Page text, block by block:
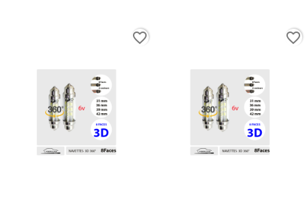
favorite_border favorite_border